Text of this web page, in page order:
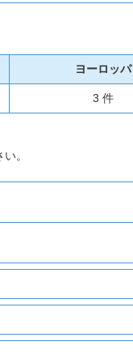
ヨーロッパ
3 件
。